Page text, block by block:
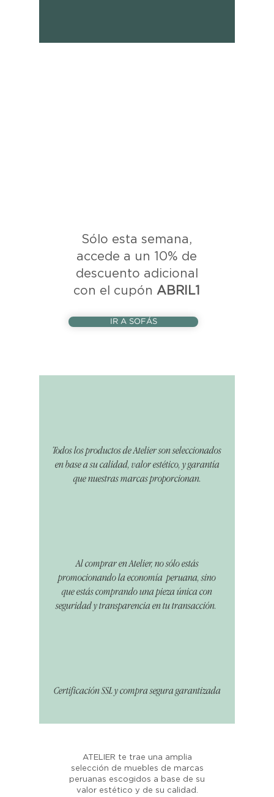
Sólo esta semana,
accede a un 10% de
descuento adicional
con el cupón ABRIL1
IR A SOFÁS
Todos los productos de Atelier son seleccionados
en base a su calidad, valor estético, y garantía
que nuestras marcas proporcionan.
Al comprar en Atelier, no sólo estás
promocionando la economía peruana, sino
que estás comprando una pieza única con
seguridad y transparencia en tu transacción.
Certificación SSL y compra segura garantizada
ATELIER te trae una amplia
selección de muebles de marcas
peruanas escogidos a base de su
valor estético y de su calidad.